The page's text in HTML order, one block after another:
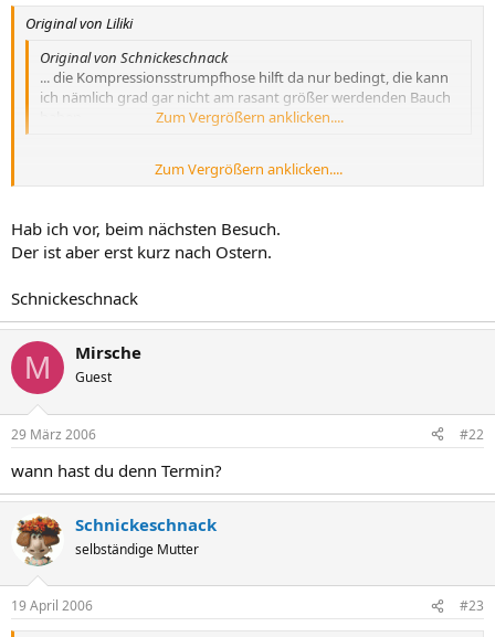
Original von Liliki
Original von Schnickeschnack
... die Kompressionsstrumpfhose hilft da nur bedingt, die kann
ich nämlich grad gar nicht am rasant größer werdenden Bauch
Zum Vergrößern anklicken....
Hallo Schnickeschnack,
Kannst Du Dir nicht vielleicht lange Kompressionsstrümpfe (mit
Haftband bis zur Leiste) verordnen lassen?
:sonne Anke
Zum Vergrößern anklicken....
Hab ich vor, beim nächsten Besuch.
Der ist aber erst kurz nach Ostern.
Schnickeschnack
M Mirsche
Guest
29 März 2006 #22
wann hast du denn Termin?
Schnickeschnack
selbständige Mutter
19 April 2006 #23